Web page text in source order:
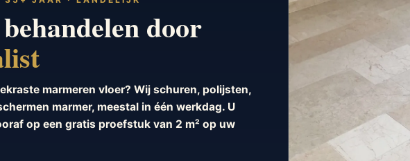
door
marmeren vloer? Wij schuren, polijsten,
marmer, meestal in één werkdag. U
op een gratis proefstuk van 2 m² op uw